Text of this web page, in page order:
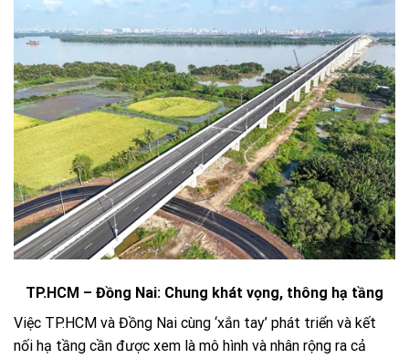
TP.HCM – Đồng Nai: Chung khát vọng, thông hạ tầng
Việc TP.HCM và Đồng Nai cùng ‘xắn tay’ phát triển và kết
nối hạ tầng cần được xem là mô hình và nhân rộng ra cả